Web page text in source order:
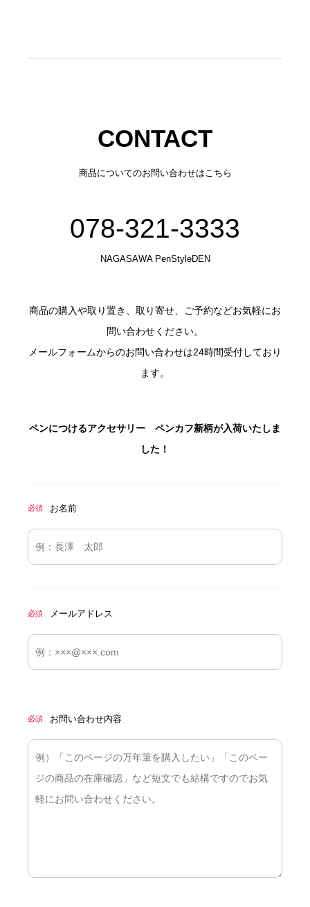
CONTACT
商品についてのお問い合わせはこちら
078-321-3333
NAGASAWA PenStyleDEN
商品の購入や取り置き、取り寄せ、ご予約などお気軽にお
問い合わせください。
メールフォームからのお問い合わせは24時間受付しており
ます。
ペンにつけるアクセサリー ペンカフ新柄が入荷いたしま
した！
必須 お名前
必須 メールアドレス
必須 お問い合わせ内容